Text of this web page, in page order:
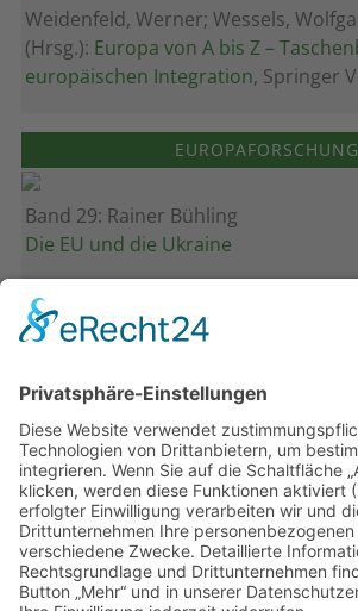
Weidenfeld, Werner; Wessels,
(Hrsg.): Europa von A bis Z –
europäischen Integration, Springer
EUROPAFORSCHUNG
Band 29: Rainer Bühling
Die EU und die Ukraine
Band 28: Andrea Zeller
Eurorettung um jeden Preis?
Band 27: Thomas Jansen
Europa verstehen
Band 26: Andreas Öffner
Die Macht der Interessen
Band 25: Edmund Ratka